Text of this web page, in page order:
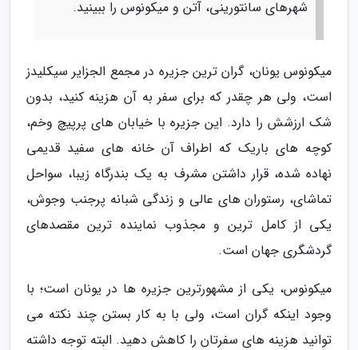
شهرهای سانتورینی، آتن و میکونوس را ببینید.
میکونوس یونان، گران ترین جزیره در مجمع الجزایر سیکلیدز
است، ولی هر چقدر که برای سفر به آن هزینه کنید، بدون
شک ارزشش را دارد. این جزیره با خیابان های پرپیچ وخم،
کوچه های باریک که اطراف آن خانه های سفید قدیمی
نهاده شده، قرار داشتن مشرف به یک بندرگاه زیبا، سواحل
تماشای، رستوران های عالی و زندگی شبانه پرجنب وجوش،
یکی از کامل ترین و مجذوب نماینده ترین مقصدهای
گردشگری جهان است.
میکونوس، یکی از مشهورترین جزیره ها در یونان است؛ با
وجود اینکه گران است، ولی با به کار بستن چند نکته می
توانید هزینه های سفرتان را کاهش دهید. البته توجه داشته